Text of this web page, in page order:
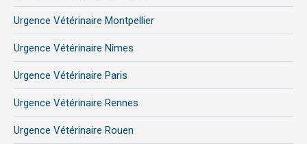
Urgence Vétérinaire Montpellier
Urgence Vétérinaire Nîmes
Urgence Vétérinaire Paris
Urgence Vétérinaire Rennes
Urgence Vétérinaire Rouen